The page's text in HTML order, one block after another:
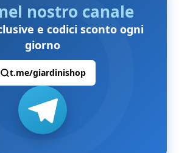
nostro canale
e codici sconto ogni
giorno
t.me/giardinishop